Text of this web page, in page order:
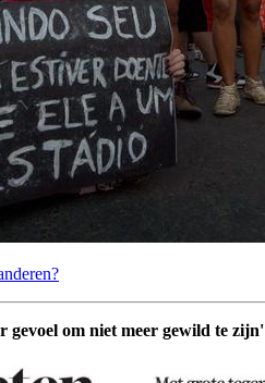
om niet meer gewild te zijn'